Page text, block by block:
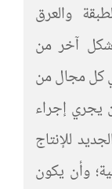
والعرق
شكل آخر من
كل مجال من
يجري إجراء
للإنتاج
وأن يكون